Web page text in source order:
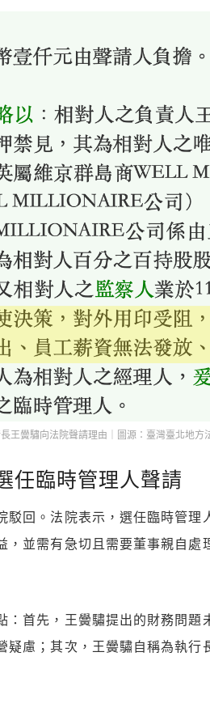
王黌驌向法院聲請理由｜圖源：臺灣臺北地方
任臨時管理人聲請
駁回。法院表示，選任臨時管理
，並需有急切且需要董事親自處
：首先，王黌驌提出的財務問
疑慮；其次，王黌驌自稱為執